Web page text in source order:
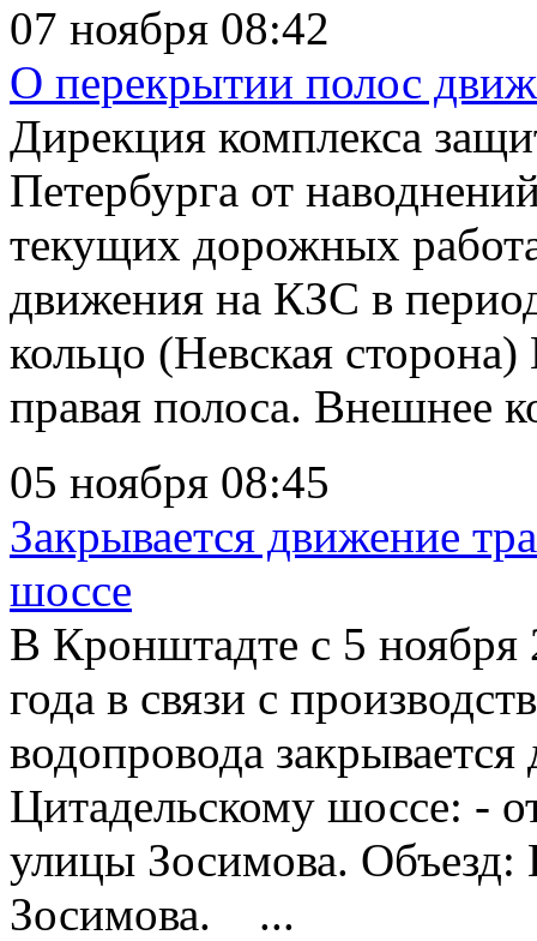
07 ноября 08:42
О перекрытии полос
Дирекция комплекса
Петербурга от
текущих дорожных
движения на КЗС в
кольцо (Невская
правая полоса. Внешнее
05 ноября 08:45
Закрывается движение
шоссе
В Кронштадте с 5 ноября
года в связи с
водопровода
Цитадельскому шоссе: -
улицы Зосимова.
Зосимова. ...